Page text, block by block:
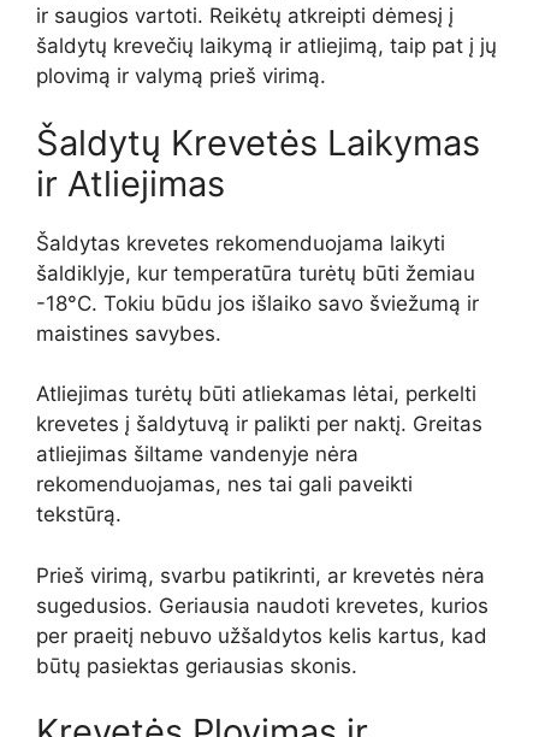
ir saugios vartoti. Reikėtų atkreipti dėmesį į
šaldytų krevečių laikymą ir atliejimą, taip pat į jų
plovimą ir valymą prieš virimą.
Šaldytų Krevetės Laikymas
ir Atliejimas
Šaldytas krevetes rekomenduojama laikyti
šaldiklyje, kur temperatūra turėtų būti žemiau
-18°C. Tokiu būdu jos išlaiko savo šviežumą ir
maistines savybes.
Atliejimas turėtų būti atliekamas lėtai, perkelti
krevetes į šaldytuvą ir palikti per naktį. Greitas
atliejimas šiltame vandenyje nėra
rekomenduojamas, nes tai gali paveikti
tekstūrą.
Prieš virimą, svarbu patikrinti, ar krevetės nėra
sugedusios. Geriausia naudoti krevetes, kurios
per praeitį nebuvo užšaldytos kelis kartus, kad
būtų pasiektas geriausias skonis.